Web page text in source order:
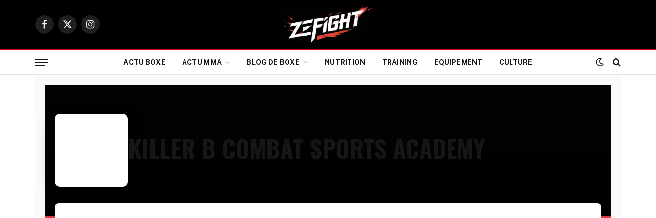
Facebook
X
Instagram
ACTU BOXE ACTU MMA BLOG DE BOXE NUTRITION TRAINING EQUIPEMENT CULTURE